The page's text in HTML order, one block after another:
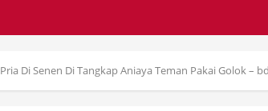
Pria Di Senen Di Tangkap Aniaya Teman Pakai Golok –